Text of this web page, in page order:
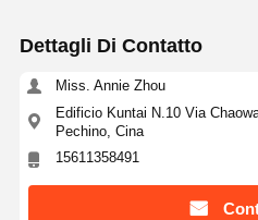
Dettagli Di Contatto
Miss. Annie Zhou
Edificio Kuntai N.10 Via
Pechino, Cina
15611358491